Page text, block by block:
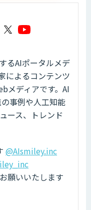
るAIポータルメデ
によるコンテンツ
メディアです。AI
事例や人工知能
ース、トレンド
@AIsmiley.inc
願いいたします